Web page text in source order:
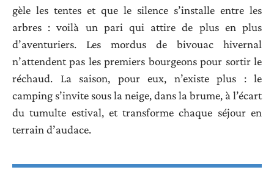
gèle les tentes et que le silence s’installe entre les
arbres : voilà un pari qui attire de plus en plus
d’aventuriers. Les mordus de bivouac hivernal
n’attendent pas les premiers bourgeons pour sortir le
réchaud. La saison, pour eux, n’existe plus : le
camping s’invite sous la neige, dans la brume, à l’écart
du tumulte estival, et transforme chaque séjour en
terrain d’audace.